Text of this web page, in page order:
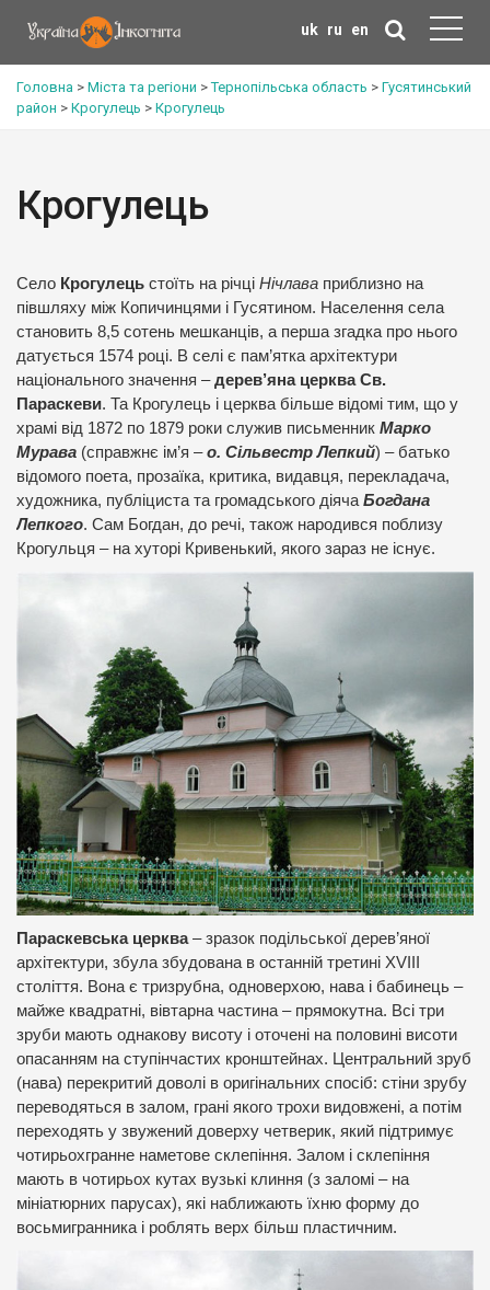
uk ru en
Головна > Міста та регіони >Тернопільська область > Гусятинський
район > Крогулець > Крогулець
Крогулець
Село Крогулець стоїть на річці Нічлава приблизно на
півшляху між Копичинцями і Гусятином. Населення села
становить 8,5 сотень мешканців, а перша згадка про нього
датується 1574 році. В селі є пам’ятка архітектури
національного значення –дерев’яна церква Св.
Параскеви. Та Крогулець і церква більше відомі тим, що у
храмі від 1872 по 1879 роки служив письменник Марко
Мурава (справжнє ім’я –о. Сільвестр Лепкий) – батько
відомого поета, прозаїка, критика, видавця, перекладача,
художника, публіциста та громадського діяча Богдана
Лепкого. Сам Богдан, до речі, також народився поблизу
Крогульця – на хуторі Кривенький, якого зараз не існує.
Параскевська церква– зразок подільської дерев’яної
архітектури, збула збудована в останній третині XVIII
століття. Вона є тризрубна, одноверхою, нава і бабинець –
майже квадратні, вівтарна частина – прямокутна. Всі три
зруби мають однакову висоту і оточені на половині висоти
опасанням на ступінчастих кронштейнах. Центральний зруб
(нава) перекритий доволі в оригінальних спосіб: стіни зрубу
переводяться в залом, грані якого трохи видовжені, а потім
переходять у звужений доверху четверик, який підтримує
чотирьохгранне наметове склепіння. Залом і склепіння
мають в чотирьох кутах вузькі клиння (з заломі – на
мініатюрних парусах), які наближають їхню форму до
восьмигранника і роблять верх більш пластичним.